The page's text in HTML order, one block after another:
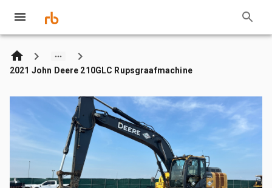
2021 John Deere 210GLC Rupsgraafmachine